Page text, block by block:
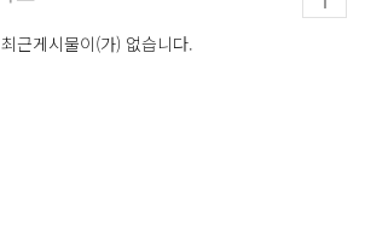
최근게시물이(가) 없습니다.